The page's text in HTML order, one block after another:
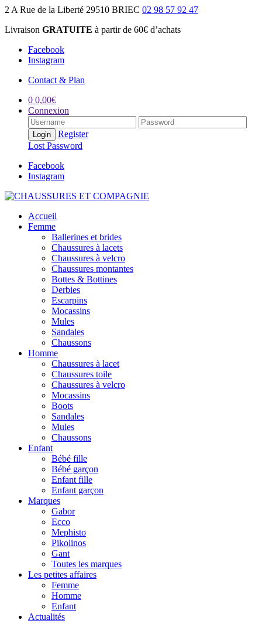
2 A Rue de la Liberté 29510 BRIEC 02 98 57 92 47
Livraison GRATUITE à partir de 60€ d’achats
Facebook
Instagram
Contact & Plan
0 0,00€
Connexion
Register
Lost Password
Facebook
Instagram
Accueil
Femme
Ballerines et brides
Chaussures à lacets
Chaussures à velcro
Chaussures montantes
Bottes & Bottines
Derbies
Escarpins
Mocassins
Mules
Sandales
Chaussons
Homme
Chaussures à lacet
Chaussures toile
Chaussures à velcro
Mocassins
Boots
Sandales
Mules
Chaussons
Enfant
Bébé fille
Bébé garçon
Enfant fille
Enfant garçon
Marques
Gabor
Ecco
Mephisto
Pikolinos
Gant
Toutes les marques
Les petites affaires
Femme
Homme
Enfant
Actualités